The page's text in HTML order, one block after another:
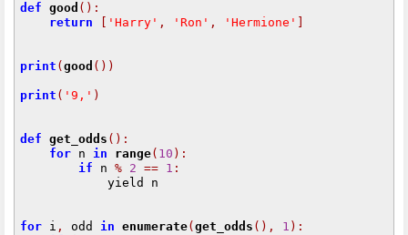
def good ():
return
'Harry' , 'Ron' , 'Hermione'
print (good ())
print ( '9,' )
def get_odds ():
for n in range( 10 ):
if n % 2 == 1 :
            yield n
for i , odd in enumerate(get_odds (), 1 ):